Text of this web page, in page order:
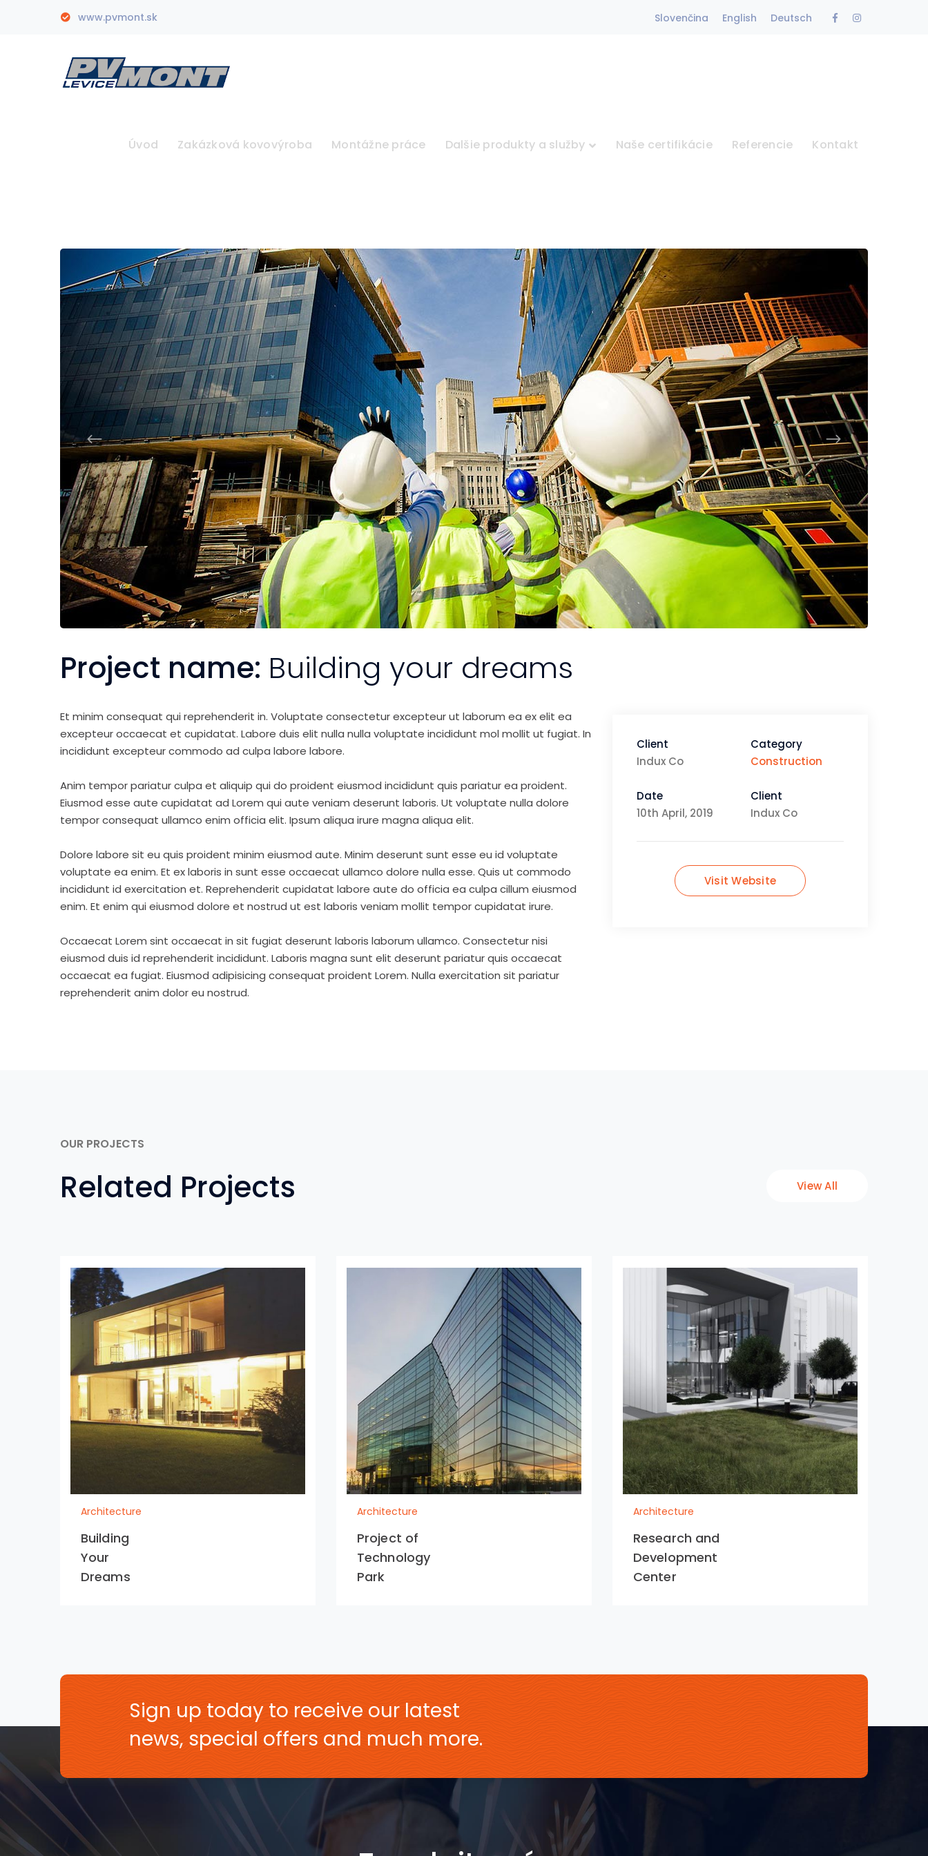
www.pvmont.sk Slovenčina English Deutsch
FacebookInstagram
Úvod Zakázková kovovýroba Montážne práce Dalšie produkty a služby Naše certifikácie Referencie Kontakt
Project name: Building your dreams
Et minim consequat qui reprehenderit in. Voluptate consectetur excepteur ut laborum ea ex elit ea
excepteur occaecat et cupidatat. Labore duis elit nulla nulla voluptate incididunt mol mollit ut fugiat. In
incididunt excepteur commodo ad culpa labore labore.
Anim tempor pariatur culpa et aliquip qui do proident eiusmod incididunt quis pariatur ea proident.
Eiusmod esse aute cupidatat ad Lorem qui aute veniam deserunt laboris. Ut voluptate nulla dolore
tempor consequat ullamco enim officia elit. Ipsum aliqua irure magna aliqua elit.
Dolore labore sit eu quis proident minim eiusmod aute. Minim deserunt sunt esse eu id voluptate
voluptate ea enim. Et ex laboris in sunt esse occaecat ullamco dolore nulla esse. Quis ut commodo
incididunt id exercitation et. Reprehenderit cupidatat labore aute do officia ea culpa cillum eiusmod
enim. Et enim qui eiusmod dolore et nostrud ut est laboris veniam mollit tempor cupidatat irure.
Occaecat Lorem sint occaecat in sit fugiat deserunt laboris laborum ullamco. Consectetur nisi
eiusmod duis id reprehenderit incididunt. Laboris magna sunt elit deserunt pariatur quis occaecat
occaecat ea fugiat. Eiusmod adipisicing consequat proident Lorem. Nulla exercitation sit pariatur
reprehenderit anim dolor eu nostrud.
Client
Indux Co
Category
Construction
Date
10th April, 2019
Client
Indux Co
Visit Website
OUR PROJECTS
Related Projects View All
Architecture
Building
Your
Dreams
Architecture
Project of
Technology
Park
Architecture
Research and
Development
Center
Sign up today to receive our latest
news, special offers and much more.